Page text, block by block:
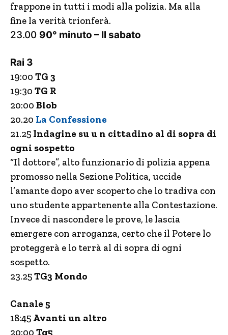
frappone in tutti i modi alla polizia. Ma alla
fine la verità trionferà.
23.00 90° minuto – Il sabato
Rai 3
19:00 TG 3
19:30 TG R
20:00 Blob
20.20 La Confessione
21.25 Indagine su u n cittadino al di sopra di
ogni sospetto
“Il dottore”, alto funzionario di polizia appena
promosso nella Sezione Politica, uccide
l’amante dopo aver scoperto che lo tradiva con
uno studente appartenente alla Contestazione.
Invece di nascondere le prove, le lascia
emergere con arroganza, certo che il Potere lo
proteggerà e lo terrà al di sopra di ogni
sospetto.
23.25TG3 Mondo
Canale 5
18:45 Avanti un altro
20:00 Tg5